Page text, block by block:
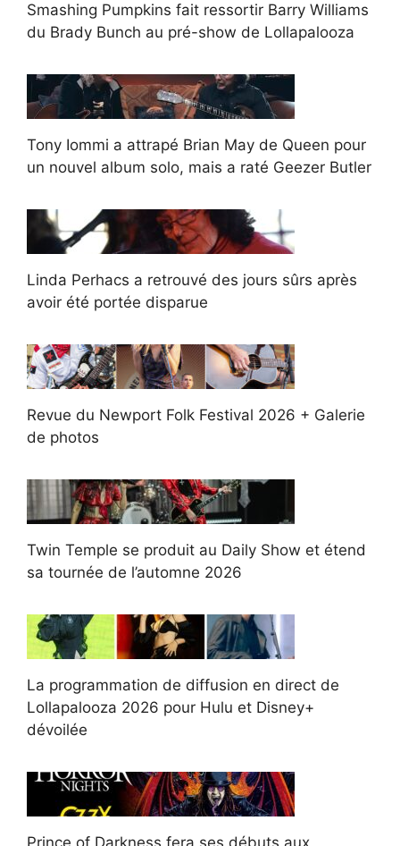
Smashing Pumpkins fait ressortir Barry Williams
du Brady Bunch au pré-show de Lollapalooza
Tony Iommi a attrapé Brian May de Queen pour
un nouvel album solo, mais a raté Geezer Butler
Linda Perhacs a retrouvé des jours sûrs après
avoir été portée disparue
Revue du Newport Folk Festival 2026 + Galerie
de photos
Twin Temple se produit au Daily Show et étend
sa tournée de l’automne 2026
La programmation de diffusion en direct de
Lollapalooza 2026 pour Hulu et Disney+
dévoilée